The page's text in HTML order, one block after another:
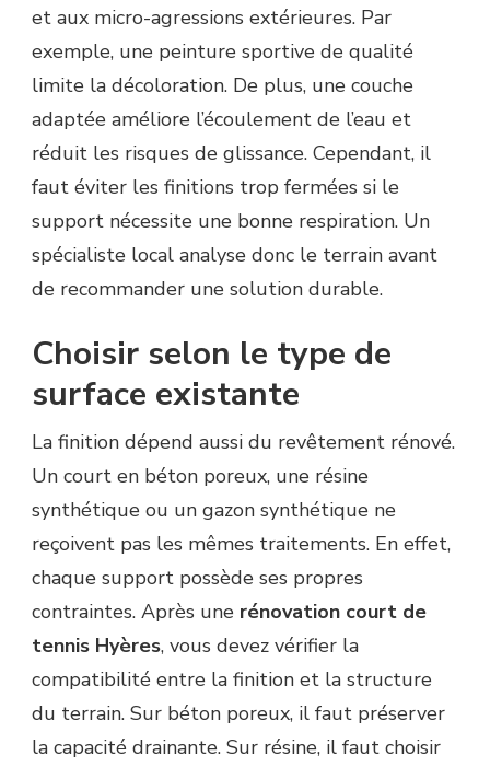
et aux micro-agressions extérieures. Par
exemple, une peinture sportive de qualité
limite la décoloration. De plus, une couche
adaptée améliore l’écoulement de l’eau et
réduit les risques de glissance. Cependant, il
faut éviter les finitions trop fermées si le
support nécessite une bonne respiration. Un
spécialiste local analyse donc le terrain avant
de recommander une solution durable.
Choisir selon le type de
surface existante
La finition dépend aussi du revêtement rénové.
Un court en béton poreux, une résine
synthétique ou un gazon synthétique ne
reçoivent pas les mêmes traitements. En effet,
chaque support possède ses propres
contraintes. Après une rénovation court de
tennis Hyères, vous devez vérifier la
compatibilité entre la finition et la structure
du terrain. Sur béton poreux, il faut préserver
la capacité drainante. Sur résine, il faut choisir